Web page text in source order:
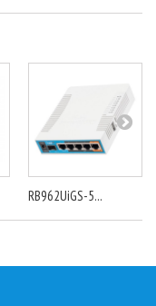
RB962UiGS-5...